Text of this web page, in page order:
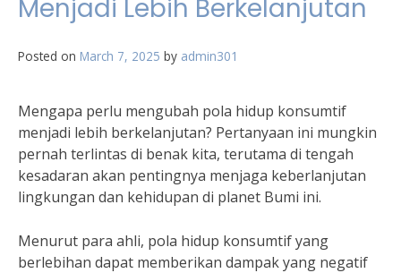
Menjadi Lebih Berkelanjutan
Posted on March 7, 2025 by admin301
Mengapa perlu mengubah pola hidup konsumtif
menjadi lebih berkelanjutan? Pertanyaan ini mungkin
pernah terlintas di benak kita, terutama di tengah
kesadaran akan pentingnya menjaga keberlanjutan
lingkungan dan kehidupan di planet Bumi ini.
Menurut para ahli, pola hidup konsumtif yang
berlebihan dapat memberikan dampak yang negatif